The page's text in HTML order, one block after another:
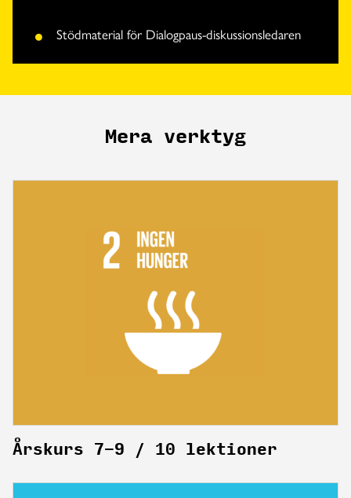
Stödmaterial för Dialogpaus-diskussionsledaren
Mera verktyg
Årskurs 7-9 / 10 lektioner